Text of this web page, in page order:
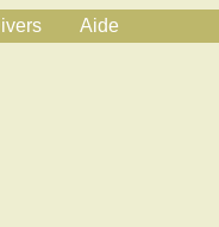
Aide